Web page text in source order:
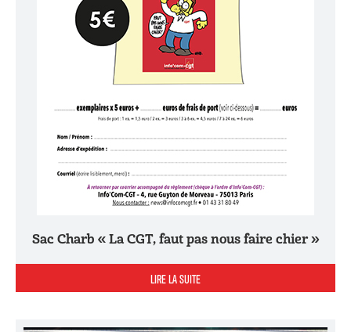
Sac Charb « La CGT, faut pas nous faire chier »
LIRE LA SUITE